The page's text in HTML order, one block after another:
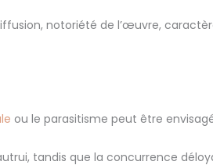
notoriété de l’œuvre,
ou le parasitisme peut être
tandis que la concurrence